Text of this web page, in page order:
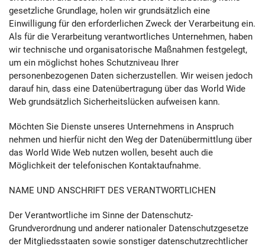
gesetzliche Grundlage, holen wir grundsätzlich eine
Einwilligung für den erforderlichen Zweck der Verarbeitung ein.
Als für die Verarbeitung verantwortliches Unternehmen, haben
wir technische und organisatorische Maßnahmen festgelegt,
um ein möglichst hohes Schutzniveau Ihrer
personenbezogenen Daten sicherzustellen. Wir weisen jedoch
darauf hin, dass eine Datenübertragung über das World Wide
Web grundsätzlich Sicherheitslücken aufweisen kann.
Möchten Sie Dienste unseres Unternehmens in Anspruch
nehmen und hierfür nicht den Weg der Datenübermittlung über
das World Wide Web nutzen wollen, beseht auch die
Möglichkeit der telefonischen Kontaktaufnahme.
NAME UND ANSCHRIFT DES VERANTWORTLICHEN
Der Verantwortliche im Sinne der Datenschutz-
Grundverordnung und anderer nationaler Datenschutzgesetze
der Mitgliedsstaaten sowie sonstiger datenschutzrechtlicher